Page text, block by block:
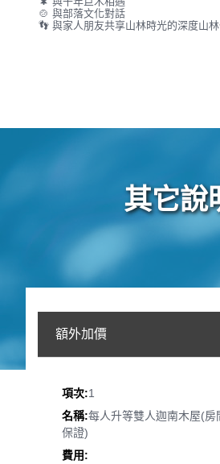
🍲 與部落文化對話
👣 與家人朋友共享山林時光的深度山林
其它說
額外加價
1
每人升等雙人迦南木屋(房
保證)